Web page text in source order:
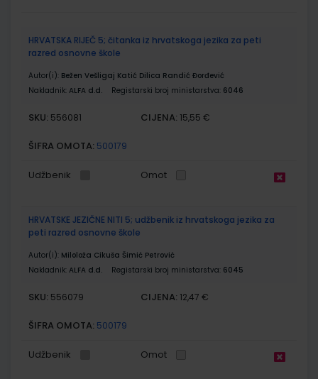
proizvodi
HRVATSKA RIJEČ 5; čitanka iz hrvatskoga jezika za peti
razred osnovne škole
Autor(i): Bežen Vešligaj Katić Dilica Randić Đorđević
Nakladnik: ALFA d.d. Registarski broj ministarstva: 6046
SKU: 556081 CIJENA: 15,55 €
ŠIFRA OMOTA: 500179
Udžbenik Omot
HRVATSKE JEZIČNE NITI 5; udžbenik iz hrvatskoga jezika za
peti razred osnovne škole
Autor(i): Miloloža Cikuša Šimić Petrović
Nakladnik: ALFA d.d. Registarski broj ministarstva: 6045
SKU: 556079 CIJENA: 12,47 €
ŠIFRA OMOTA: 500179
Udžbenik Omot